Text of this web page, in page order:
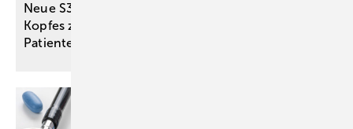
Neue S3-Leitlinie zu Speicheldrüsentumoren des
Kopfes zur Optimierung der
Patientenversorgung